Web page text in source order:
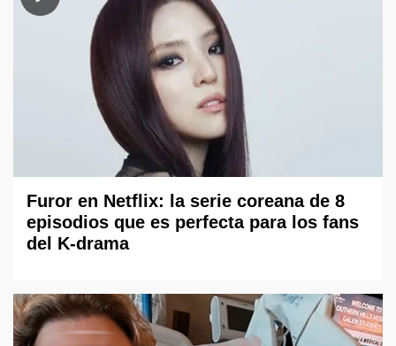
Furor en Netflix: la serie coreana de 8
episodios que es perfecta para los fans
del K-drama